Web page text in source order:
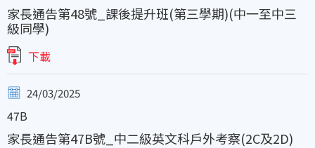
家長通告第48號_課後提升班(第三學期)(中一至中三
級同學)
下載
24/03/2025
47B
家長通告第47B號_中二級英文科戶外考察(2C及2D)